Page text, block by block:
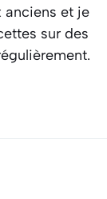
anciens et je
sur des